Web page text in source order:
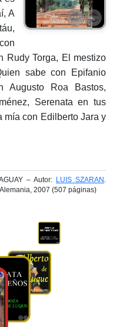
A
Rudy Torga, El mestizo
sabe con Epifanio
Augusto Roa Bastos,
Serenata en tus
mía con Edilberto Jara y
– Autor: LUIS SZARAN .
2007 (507 páginas)